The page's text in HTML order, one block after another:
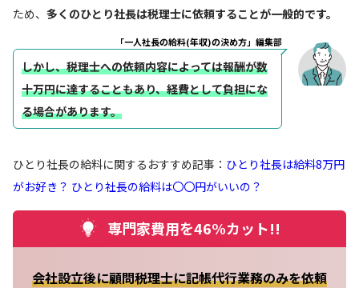
ため、 多くのひとり社長は税理士に依頼することが一般的です。
「一人社長の給料(年収)の決め方」編集部
しかし、税理士への依頼内容によっては報酬が数
十万円に達することもあり、経費として負担にな
る場合があります。
ひとり社長の給料に関するおすすめ記事： ひとり社長は給料8万円
がお好き？ ひとり社長の給料は〇〇円がいいの？
専門家費用を46%カット!!
会社設立後に顧問税理士に記帳代行業務のみを依頼